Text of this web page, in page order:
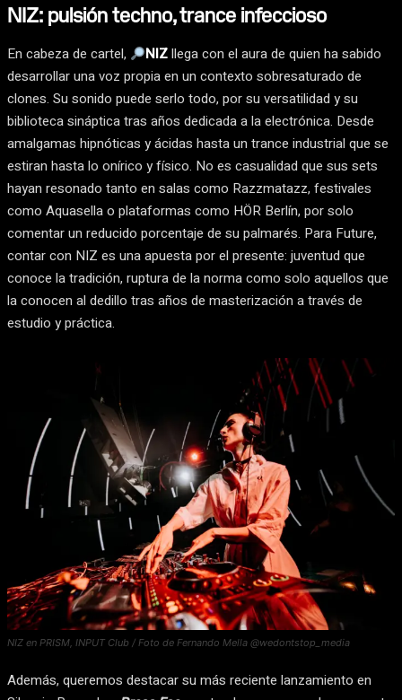
NIZ: pulsión techno, trance infeccioso
En cabeza de cartel, NIZllega con el aura de quien ha sabido
desarrollar una voz propia en un contexto sobresaturado de
clones. Su sonido puede serlo todo, por su versatilidad y su
biblioteca sináptica tras años dedicada a la electrónica. Desde
amalgamas hipnóticas y ácidas hasta un trance industrial que se
estiran hasta lo onírico y físico. No es casualidad que sus sets
hayan resonado tanto en salas como Razzmatazz, festivales
como Aquasella o plataformas como HÖR Berlín, por solo
comentar un reducido porcentaje de su palmarés. Para Future,
contar con NIZ es una apuesta por el presente: juventud que
conoce la tradición, ruptura de la norma como solo aquellos que
la conocen al dedillo tras años de masterización a través de
estudio y práctica.
NIZ en PRISM, INPUT Club / Foto de Fernando Mella @wedontstop_media
Además, queremos destacar su más reciente lanzamiento en